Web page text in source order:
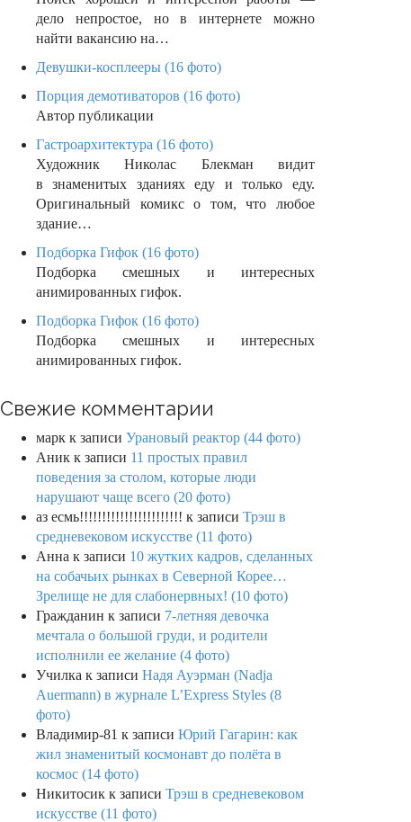
дело непростое, но в интернете можно
найти вакансию на…
Девушки-косплееры (16 фото)
Порция демотиваторов (16 фото)
Автор публикации
Гастроархитектура (16 фото)
Художник Николас Блекман видит
в знаменитых зданиях еду и только еду.
Оригинальный комикс о том, что любое
здание…
Подборка Гифок (16 фото)
Подборка смешных и интересных
анимированных гифок.
Подборка Гифок (16 фото)
Подборка смешных и интересных
анимированных гифок.
Свежие комментарии
марк к записи Урановый реактор (44 фото)
Аник к записи 11 простых правил
поведения за столом, которые люди
нарушают чаще всего (20 фото)
аз есмь!!!!!!!!!!!!!!!!!!!!!!! к записи Трэш в
средневековом искусстве (11 фото)
Анна к записи 10 жутких кадров, сделанных
на собачьих рынках в Северной Корее…
Зрелище не для слабонервных! (10 фото)
Гражданин к записи 7-летняя девочка
мечтала о большой груди, и родители
исполнили ее желание (4 фото)
Училка к записи Надя Ауэрман (Nadja
Auermann) в журнале L’Express Styles (8
фото)
Владимир-81 к записи Юрий Гагарин: как
жил знаменитый космонавт до полёта в
космос (14 фото)
Никитосик к записи Трэш в средневековом
искусстве (11 фото)